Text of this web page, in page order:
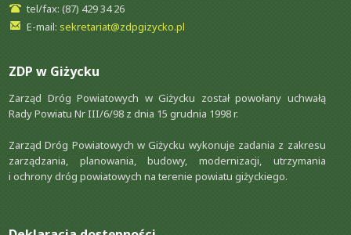
tel/fax: (87) 429 34 26
E-mail: sekretariat@zdpgizycko.pl
ZDP w Giżycku
Zarząd Dróg Powiatowych w Giżycku został powołany uchwałą
Rady Powiatu Nr III/6/98 z dnia 15 grudnia 1998 r.
Zarząd Dróg Powiatowych w Giżycku wykonuje zadania z zakresu
zarządzania, planowania, budowy, modernizacji, utrzymania
i ochrony dróg powiatowych na terenie powiatu giżyckiego.